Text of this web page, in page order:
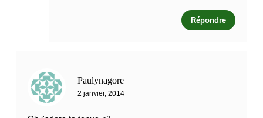
Répondre
Paulynagore
2 janvier, 2014